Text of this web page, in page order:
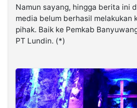
Namun sayang, hingga berita ini
media belum berhasil melakukan
pihak. Baik ke Pemkab
PT Lundin. (*)